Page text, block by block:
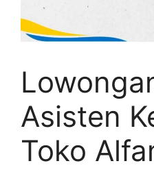
Asisten
Toko